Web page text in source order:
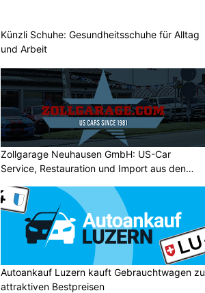
Künzli Schuhe: Gesundheitsschuhe für Alltag
und Arbeit
Zollgarage Neuhausen GmbH: US-Car
Service, Restauration und Import aus den
Autoankauf Luzern kauft Gebrauchtwagen zu
attraktiven Bestpreisen